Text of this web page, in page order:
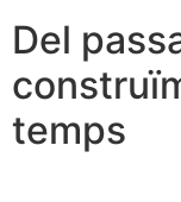
Del
temps